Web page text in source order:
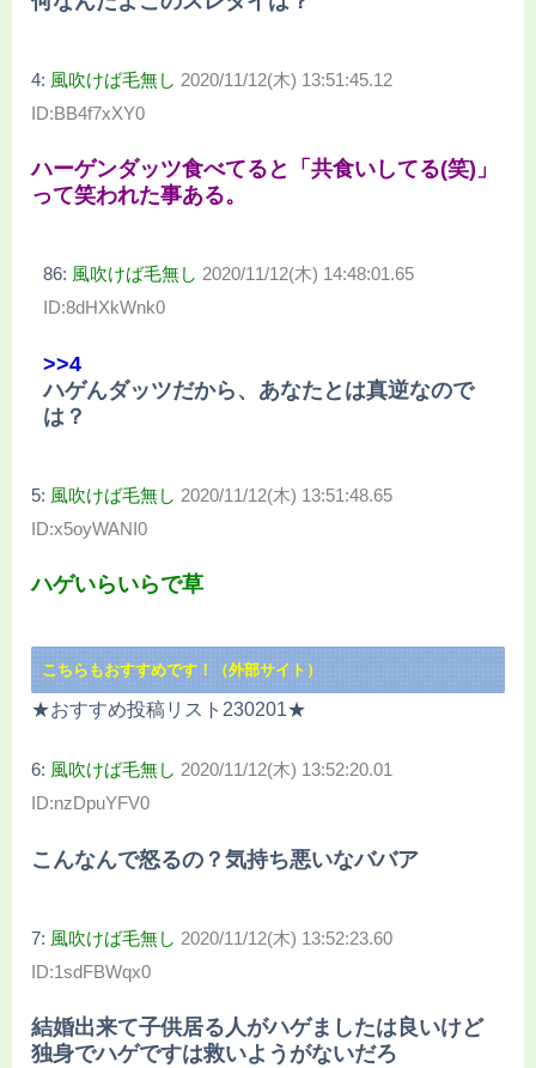
4: 風吹けば毛無し 2020/11/12(木) 13:51:45.12
ID:BB4f7xXY0
ハーゲンダッツ食べてると「共食いしてる(笑)」
って笑われた事ある。
86: 風吹けば毛無し 2020/11/12(木) 14:48:01.65
ID:8dHXkWnk0
>>4
ハゲんダッツだから、あなたとは真逆なので
は？
5: 風吹けば毛無し 2020/11/12(木) 13:51:48.65
ID:x5oyWANI0
ハゲいらいらで草
こちらもおすすめです！（外部サイト）
★おすすめ投稿リスト230201★
6: 風吹けば毛無し 2020/11/12(木) 13:52:20.01
ID:nzDpuYFV0
こんなんで怒るの？気持ち悪いなババア
7: 風吹けば毛無し 2020/11/12(木) 13:52:23.60
ID:1sdFBWqx0
結婚出来て子供居る人がハゲましたは良いけど
独身でハゲですは救いようがないだろ